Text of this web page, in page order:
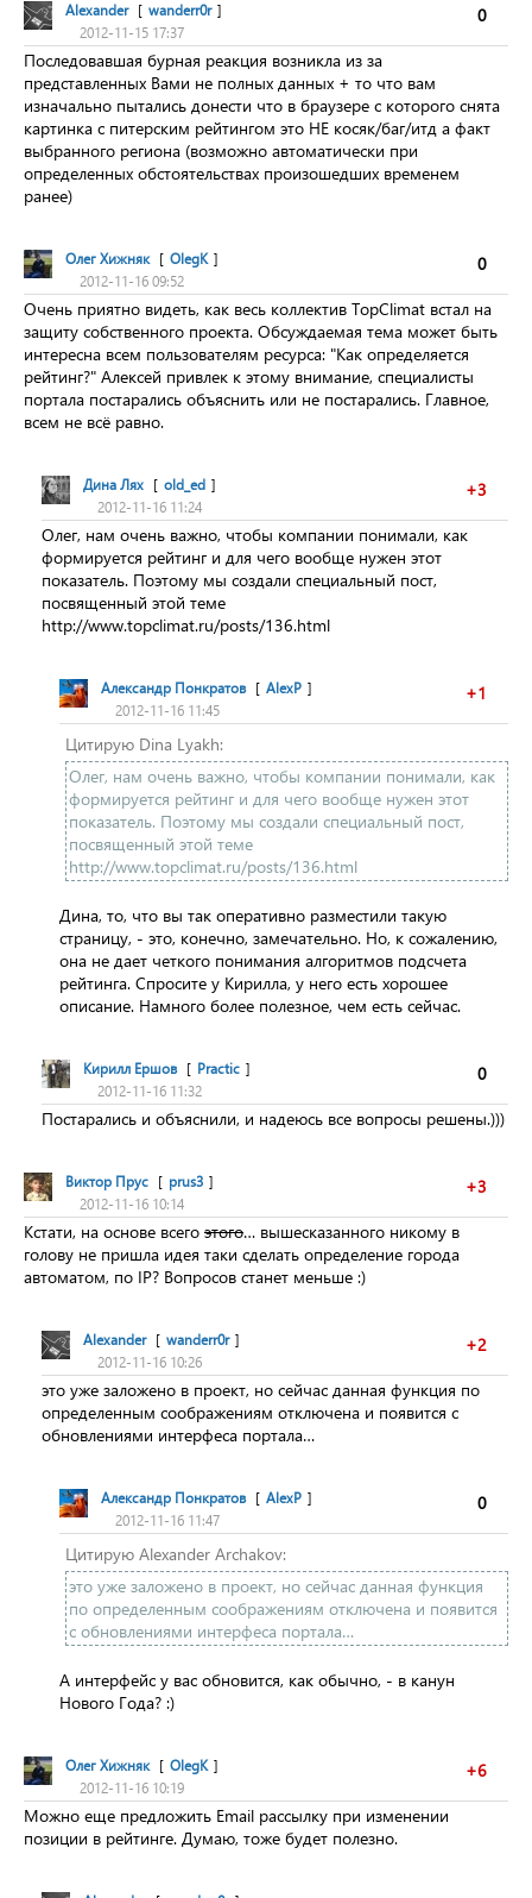
0
Alexander [ wanderr0r ]
2012-11-15 17:37
Последовавшая бурная реакция возникла из за
представленных Вами не полных данных + то что вам
изначально пытались донести что в браузере с которого снята
картинка с питерским рейтингом это НЕ косяк/баг/итд а факт
выбранного региона (возможно автоматически при
определенных обстоятельствах произошедших временем
ранее)
0
Олег Хижняк [ OlegK ]
2012-11-16 09:52
Очень приятно видеть, как весь коллектив TopClimat встал на
защиту собственного проекта. Обсуждаемая тема может быть
интересна всем пользователям ресурса: "Как определяется
рейтинг?" Алексей привлек к этому внимание, специалисты
портала постарались объяснить или не постарались. Главное,
всем не всё равно.
+3
Дина Лях [ old_ed ]
2012-11-16 11:24
Олег, нам очень важно, чтобы компании понимали, как
формируется рейтинг и для чего вообще нужен этот
показатель. Поэтому мы создали специальный пост,
посвященный этой теме
http://www.topclimat.ru/posts/136.html
+1
Александр Понкратов [ AlexP ]
2012-11-16 11:45
Цитирую Dina Lyakh:
Олег, нам очень важно, чтобы компании понимали, как
формируется рейтинг и для чего вообще нужен этот
показатель. Поэтому мы создали специальный пост,
посвященный этой теме
http://www.topclimat.ru/posts/136.html
Дина, то, что вы так оперативно разместили такую
страницу, - это, конечно, замечательно. Но, к сожалению,
она не дает четкого понимания алгоритмов подсчета
рейтинга. Спросите у Кирилла, у него есть хорошее
описание. Намного более полезное, чем есть сейчас.
0
Кирилл Ершов [ Practic ]
2012-11-16 11:32
Постарались и объяснили, и надеюсь все вопросы решены.)))
+3
Виктор Прус [ prus3 ]
2012-11-16 10:14
Кстати, на основе всего этого… вышесказанного никому в
голову не пришла идея таки сделать определение города
автоматом, по IP? Вопросов станет меньше :)
+2
Alexander [ wanderr0r ]
2012-11-16 10:26
это уже заложено в проект, но сейчас данная функция по
определенным соображениям отключена и появится с
обновлениями интерфеса портала…
0
Александр Понкратов [ AlexP ]
2012-11-16 11:47
Цитирую Alexander Archakov:
это уже заложено в проект, но сейчас данная функция
по определенным соображениям отключена и появится
с обновлениями интерфеса портала…
А интерфейс у вас обновится, как обычно, - в канун
Нового Года? :)
+6
Олег Хижняк [ OlegK ]
2012-11-16 10:19
Можно еще предложить Email рассылку при изменении
позиции в рейтинге. Думаю, тоже будет полезно.